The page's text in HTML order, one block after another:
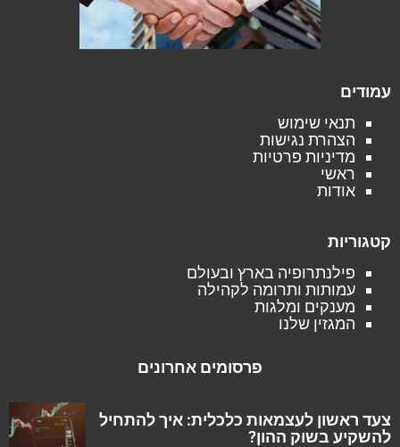
עמודים
תנאי שימוש
הצהרת נגישות
מדיניות פרטיות
ראשי
אודות
קטגוריות
פילנתרופיה בארץ ובעולם
עמותות ותרומה לקהילה
מענקים ומלגות
המגזין שלנו
פרסומים אחרונים
צעד ראשון לעצמאות כלכלית: איך להתחיל
להשקיע בשוק ההון?